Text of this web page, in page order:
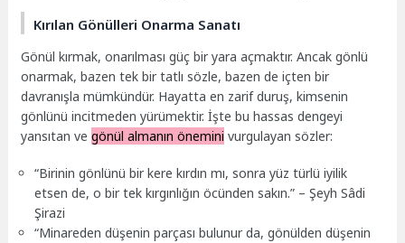
Kırılan Gönülleri Onarma Sanatı
Gönül kırmak, onarılması güç bir yara açmaktır. Ancak gönlü
onarmak, bazen tek bir tatlı sözle, bazen de içten bir
davranışla mümkündür. Hayatta en zarif duruş, kimsenin
gönlünü incitmeden yürümektir. İşte bu hassas dengeyi
yansıtan vegönül almanın önemini vurgulayan sözler:
“Birinin gönlünü bir kere kırdın mı, sonra yüz türlü iyilik
etsen de, o bir tek kırgınlığın öcünden sakın.” – Şeyh Sâdi
Şirazi
“Minareden düşenin parçası bulunur da, gönülden düşenin